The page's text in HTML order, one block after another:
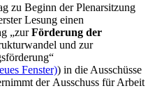
zu Beginn der Plenarsitzung
Lesung einen
„zurFörderung der
und zur
Fenster)) in die Ausschüsse
der Ausschuss für Arbeit